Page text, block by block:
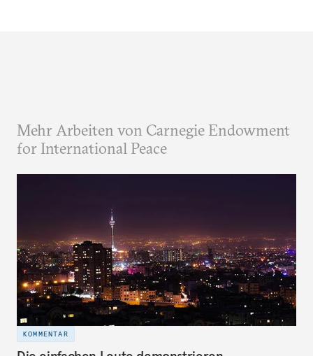
Mehr Arbeiten von Carnegie Endowment
for International Peace
KOMMENTAR